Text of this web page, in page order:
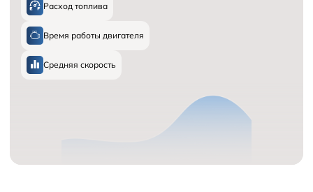
Расход топлива
Время работы двигателя
Средняя скорость